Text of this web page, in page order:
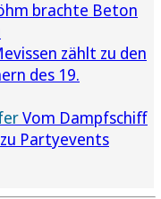
brachte Beton
zählt zu den
des 19.
Vom Dampfschiff
Partyevents